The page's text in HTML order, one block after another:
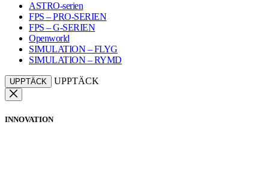
ASTRO-serien
FPS – PRO-SERIEN
FPS – G-SERIEN
Openworld
SIMULATION – FLYG
SIMULATION – RYMD
UPPTÄCK UPPTÄCK
INNOVATION